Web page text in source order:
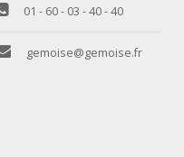
01 - 60 - 03 - 40 - 40
gemoise@gemoise.fr